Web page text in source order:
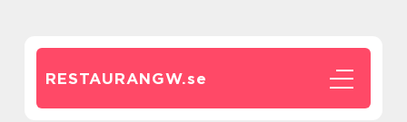
RESTAURANGW.se